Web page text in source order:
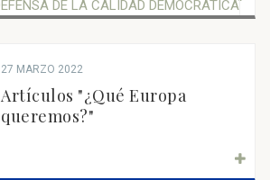
27 MARZO 2022
Artículos "¿Qué Europa
queremos?"